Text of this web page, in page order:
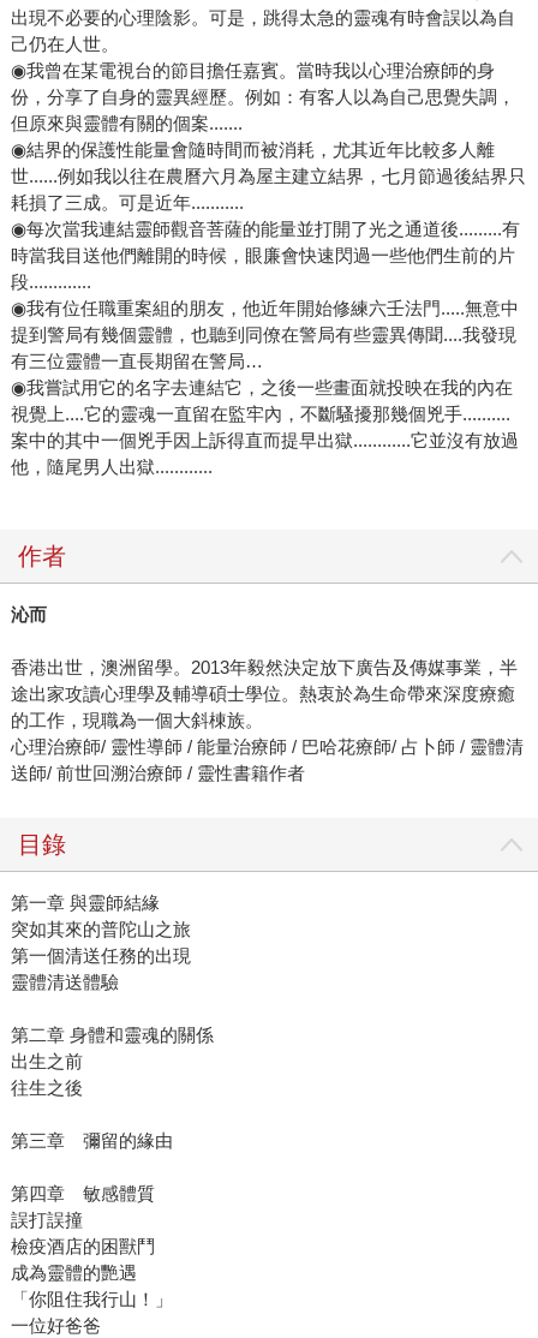
出現不必要的心理陰影。可是，跳得太急的靈魂有時會誤以為自
己仍在人世。
◉我曾在某電視台的節目擔任嘉賓。當時我以心理治療師的身
份，分享了自身的靈異經歷。例如：有客人以為自己思覺失調，
但原來與靈體有關的個案.......
◉結界的保護性能量會隨時間而被消耗，尤其近年比較多人離
世......例如我以往在農曆六月為屋主建立結界，七月節過後結界只
耗損了三成。可是近年...........
◉每次當我連結靈師觀音菩薩的能量並打開了光之通道後.........有
時當我目送他們離開的時候，眼廉會快速閃過一些他們生前的片
段.............
◉我有位任職重案組的朋友，他近年開始修練六壬法門.....無意中
提到警局有幾個靈體，也聽到同僚在警局有些靈異傳聞....我發現
有三位靈體一直長期留在警局…
◉我嘗試用它的名字去連結它，之後一些畫面就投映在我的內在
視覺上....它的靈魂一直留在監牢內，不斷騷擾那幾個兇手..........
案中的其中一個兇手因上訴得直而提早出獄............它並沒有放過
他，隨尾男人出獄............
作者
沁而
香港出世，澳洲留學。2013年毅然決定放下廣告及傳媒事業，半
途出家攻讀心理學及輔導碩士學位。熱衷於為生命帶來深度療癒
的工作，現職為一個大斜棟族。
心理治療師/ 靈性導師 / 能量治療師 / 巴哈花療師/ 占卜師 / 靈體清
送師/ 前世回溯治療師 / 靈性書籍作者
目錄
第一章 與靈師結緣
突如其來的普陀山之旅
第一個清送任務的出現
靈體清送體驗
第二章 身體和靈魂的關係
出生之前
往生之後
第三章 彌留的緣由
第四章 敏感體質
誤打誤撞
檢疫酒店的困獸鬥
成為靈體的艷遇
「你阻住我行山！」
一位好爸爸